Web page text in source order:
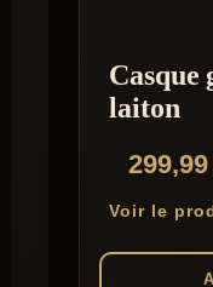
Casque
laiton
Voir le